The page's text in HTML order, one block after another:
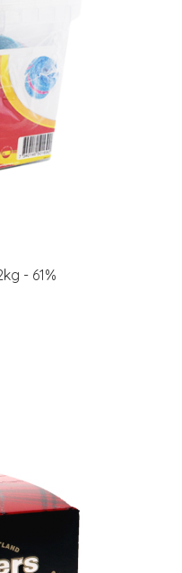
- 61%